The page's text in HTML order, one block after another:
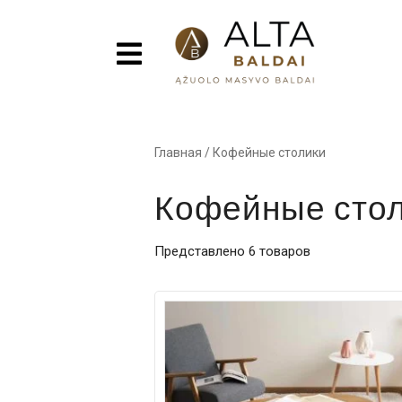
Главная / Кофейные столики
Кофейные
Представлено 6 товаров